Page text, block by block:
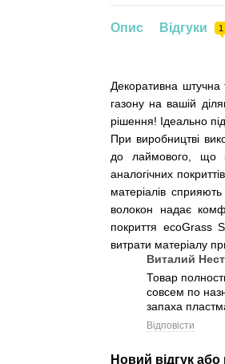
Опис Відгуки 1
Декоративна штучна
газону на вашій
рішення! Ідеально
При виробництві
до лаймового, що
аналогічних
матеріалів
волокон надає
покриття ecoGrass
витрати матеріалу
Виталий
Товар
совсем по
запаха
Відповісти
Новий відгук